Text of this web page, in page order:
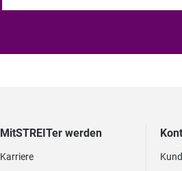
MitSTREITer werden
Karriere